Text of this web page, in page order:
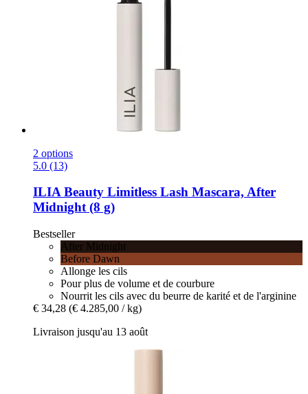
2 options
5.0 (13)
ILIA Beauty Limitless Lash Mascara, After
Midnight (8 g)
Bestseller
After Midnight
Before Dawn
Allonge les cils
Pour plus de volume et de courbure
Nourrit les cils avec du beurre de karité et de l'arginine
€ 34,28 (€ 4.285,00 / kg)
Livraison jusqu'au 13 août